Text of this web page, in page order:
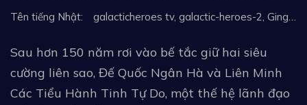
Tên tiếng Nhật: galacticheroes tv, galactic-heroes-2, Ginga Eiyuu Densetsu Die Neue These Sakubou, The Legend of the Galactic Heroes The New Thesis Encounter, Die Neue These, 银河英雄传说 Die Neue These, 银河英雄传说：全新命题 策谋, Les Héros de la Galaxie : Die Neue These, 銀河英雄伝説, Ginga Eiyuu Densetsu: Die Neue These, Ginga Eiyuu Densetsu: Die Neue These - Kaikou, 銀河英雄伝説 Die Neue These, 은하영웅전설 Die Neue These, 은하영웅전설 새로운 명제, La Leyenda de los Héroes de la Galaxia: La Nueva Tesis, Ginga Eiyuu Densetsu: Die Neue These – Kaikou, Легенда о героях Галактики: Новый тезис. Встреча, 銀河英雄傳說 Die Neue These 陰謀, 銀河英雄傳說 Die Neue These 策謀, The Legend of the Galactic Heroes (2018), The Legend of the Galactic Heroes The New Thesis: Star-Crossed, Legend of the Galactic Heroes: Die Neue These, Ginga Eiyû Densetsu: Die Neue These - Kaikou, La leyenda de los héroes de la galaxia: La nueva tesis, The Legend of the Galactic Heroes: The New Thesis - Encounter, 銀河英雄伝説 Die Neue These 邂逅, 銀河英雄傳說：全新命題, Легенда про героїв галактики
Sau hơn 150 năm rơi vào bế tắc giữ hai siêu
cường liên sao, Đế Quốc Ngân Hà và Liên Minh
Các Tiểu Hành Tinh Tự Do, một thế hệ lãnh đạo